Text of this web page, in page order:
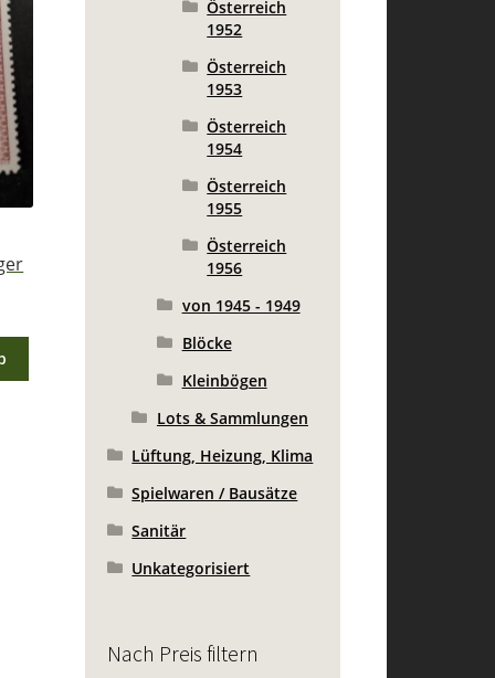
Österreich
1952
Österreich
1953
Österreich
1954
Österreich
1955
Österreich
1956
von 1945 - 1949
Blöcke
Kleinbögen
Lots & Sammlungen
Lüftung, Heizung, Klima
Spielwaren / Bausätze
Sanitär
Unkategorisiert
Nach Preis filtern